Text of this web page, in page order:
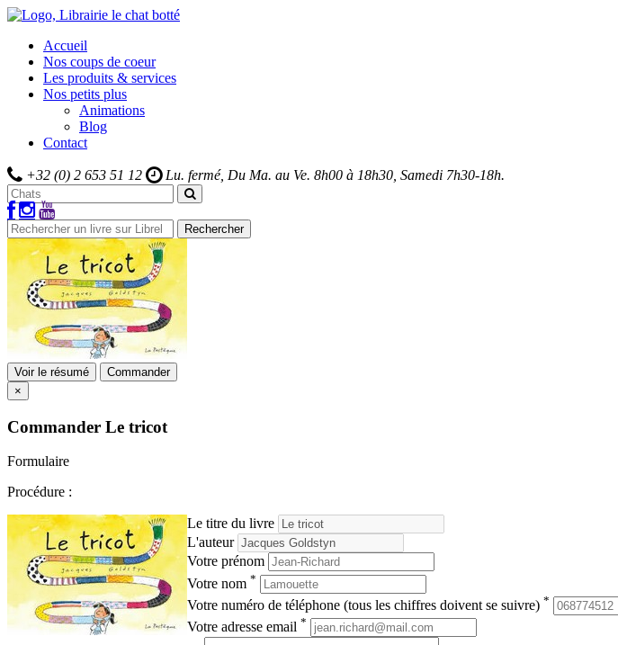
Accueil
Nos coups de coeur
Les produits & services
Nos petits plus
Animations
Blog
Contact
+32 (0) 2 653 51 12 Lu. fermé, Du Ma. au Ve. 8h00 à 18h30, Samedi 7h30-18h.
Rechercher
Voir le résumé
Commander
×
Commander Le tricot
Formulaire
Procédure :
Le titre du livre
L'auteur
Votre prénom
Votre nom *
Votre numéro de téléphone (tous les chiffres doivent se suivre) *
Votre adresse email *